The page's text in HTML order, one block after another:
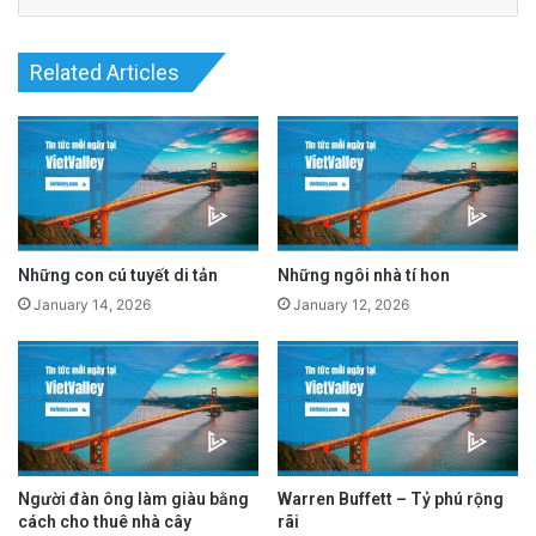
Thời điểm hoàn hảo
Tuấn Phạm cảm thấy khá hài lòng về bản thân
khi anh gần đến mốc 12 dặm của Giải bán
marathon Long Beach ở Nam California. Cuộc
chạy vào ngày 15 Tháng Mười năm 2023 là sự
kiện thứ bảy của người đàn ông 47 tuổi này.
Related Articles
Những con cú tuyết di tản
January 14, 2026
Những ngôi nhà tí hon
January 12, 2026
Người đàn ông làm giàu bằng
cách cho thuê nhà cây
Warren Buffett – Tỷ phú rộng
rãi